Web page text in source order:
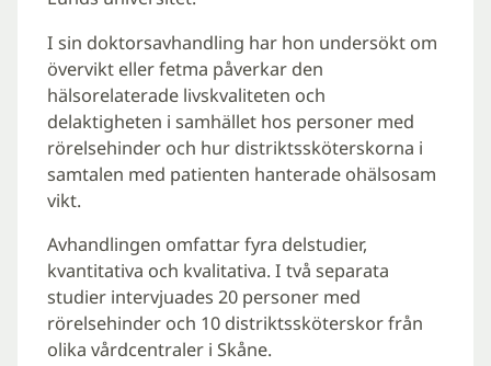
I sin doktorsavhandling har hon undersökt om
övervikt eller fetma påverkar den
hälsorelaterade livskvaliteten och
delaktigheten i samhället hos personer med
rörelsehinder och hur distriktssköterskorna i
samtalen med patienten hanterade ohälsosam
vikt.
Avhandlingen omfattar fyra delstudier,
kvantitativa och kvalitativa. I två separata
studier intervjuades 20 personer med
rörelsehinder och 10 distriktssköterskor från
olika vårdcentraler i Skåne.